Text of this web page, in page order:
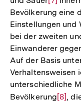
der
Fußnote
Bevölkerung eine
Einstellungen und
bei der zweiten
Einwanderer
Auf der Basis
Verhaltensweisen
unterschiedliche
BevölkerungZur
[8],